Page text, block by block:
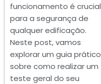
funcionamento é crucial
para a segurança de
qualquer edificação.
Neste post, vamos
explorar um guia prático
sobre como realizar um
teste geral do seu